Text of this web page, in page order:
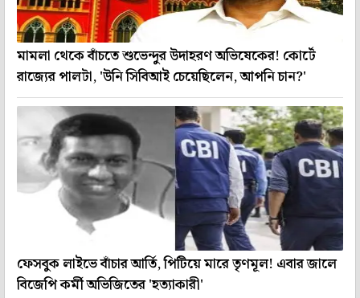
মামলা থেকে বাঁচতে শুভেন্দুর উদাহরণ অভিষেকের! কোর্টে
রাজ্যের পালটা, 'উনি সিবিআই চেয়েছিলেন, আপনি চান?'
ফেসবুক লাইভে বাঁচার আর্তি, পিটিয়ে মারে তৃণমূল! এবার জালে
বিজেপি কর্মী অভিজিতের 'হত্যাকারী'